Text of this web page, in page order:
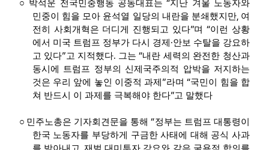
○ 박석운 전국민중행동 공동대표는“지난 겨울 노동자와
민중이 힘을 모아 윤석열 일당의 내란을 분쇄했지만, 여
전히 사회개혁은 더디게 진행되고 있다”며 “이런 상황
에서 미국 트럼프 정부가 다시 경제 ·안보 수탈을 강요하
고 있다”고 지적했다. 그는“내란 세력의 완전한 청산과
동시에 트럼프 정부의 신제국주의적 압박을 저지하는
것은 우리 앞에 놓인 이중적 과제 ”라며“국민이 힘을 합
쳐 반드시 이 과제를 극복해야 한다”고 말했다
○ 민주노총은 기자회견문을 통해“정부는 트럼프 대통령이
한국 노동자를 부당하게 구금한 사태에 대해 공식 사과